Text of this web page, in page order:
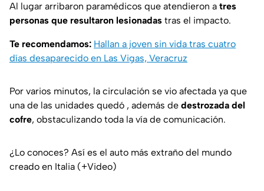
Al lugar arribaron paramédicos que atendieron a tres
personas que resultaron lesionadas tras el impacto.
Te recomendamos: Hallan a joven sin vida tras cuatro
días desaparecido en Las Vigas, Veracruz
Por varios minutos, la circulación se vio afectada ya que
una de las unidades quedó , además de destrozada del
cofre, obstaculizando toda la vía de comunicación.
¿Lo conoces? Así es el auto más extraño del mundo
creado en Italia (+Video)